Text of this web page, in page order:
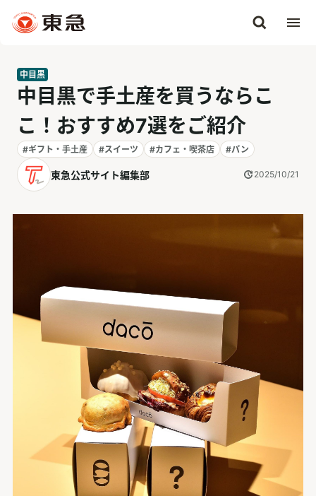
中目黒
中目黒で手土産を買うならこ
こ！おすすめ7選をご紹介
#ギフト・手土産 #スイーツ #カフェ・喫茶店 #パン
東急公式サイト編集部 2025/10/21